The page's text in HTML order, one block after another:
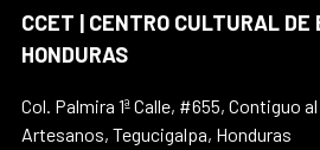
CCET | CENTRO CULTURAL DE
HONDURAS
Col. Palmira 1ª Calle, #655, Contiguo
Artesanos, Tegucigalpa, Honduras